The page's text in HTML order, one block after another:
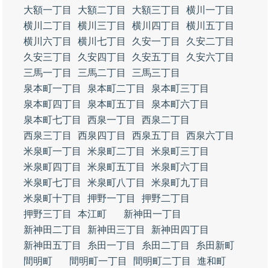
大額一丁目
大額二丁目 大額三丁目
横川一丁目
横川二丁目
横川三丁目 横川四丁目
横川五丁目
横川六丁目
横川七丁目 久安一丁目
久安二丁目
久安三丁目
久安四丁目 久安五丁目
久安六丁目
三馬一丁目
三馬二丁目
三馬三丁目
泉本町一丁目
泉本町二丁目
泉本町三丁目
泉本町四丁目
泉本町五丁目
泉本町六丁目
泉本町七丁目
西泉一丁目
西泉二丁目
西泉三丁目
西泉四丁目 西泉五丁目
西泉六丁目
米泉町一丁目
米泉町二丁目
米泉町三丁目
米泉町四丁目
米泉町五丁目
米泉町六丁目
米泉町七丁目
米泉町八丁目
米泉町九丁目
米泉町十丁目
押野一丁目
押野二丁目
押野三丁目
本江町
新神田一丁目
新神田二丁目
新神田三丁目
新神田四丁目
新神田五丁目
糸田一丁目 糸田二丁目
糸田新町
間明町
間明町一丁目 間明町二丁目
進和町